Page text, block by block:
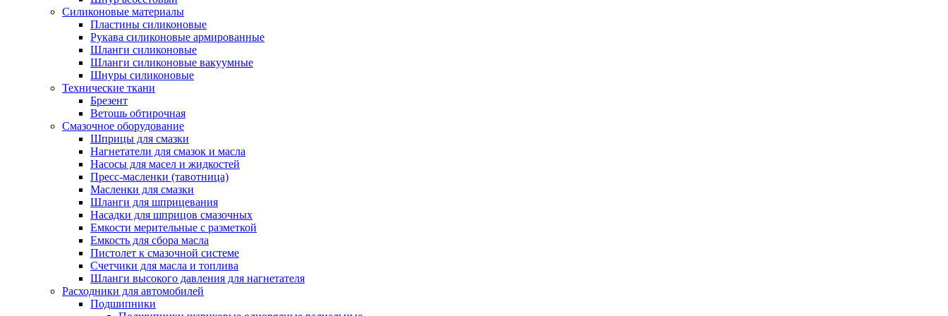
Силиконовые материалы
Пластины силиконовые
Рукава силиконовые армированные
Шланги силиконовые
Шланги силиконовые вакуумные
Шнуры силиконовые
Технические ткани
Брезент
Ветошь обтирочная
Смазочное оборудование
Шприцы для смазки
Нагнетатели для смазок и масла
Насосы для масел и жидкостей
Пресс-масленки (тавотница)
Масленки для смазки
Шланги для шприцевания
Насадки для шприцов смазочных
Емкости мерительные с разметкой
Емкость для сбора масла
Пистолет к смазочной системе
Счетчики для масла и топлива
Шланги высокого давления для нагнетателя
Расходники для автомобилей
Подшипники